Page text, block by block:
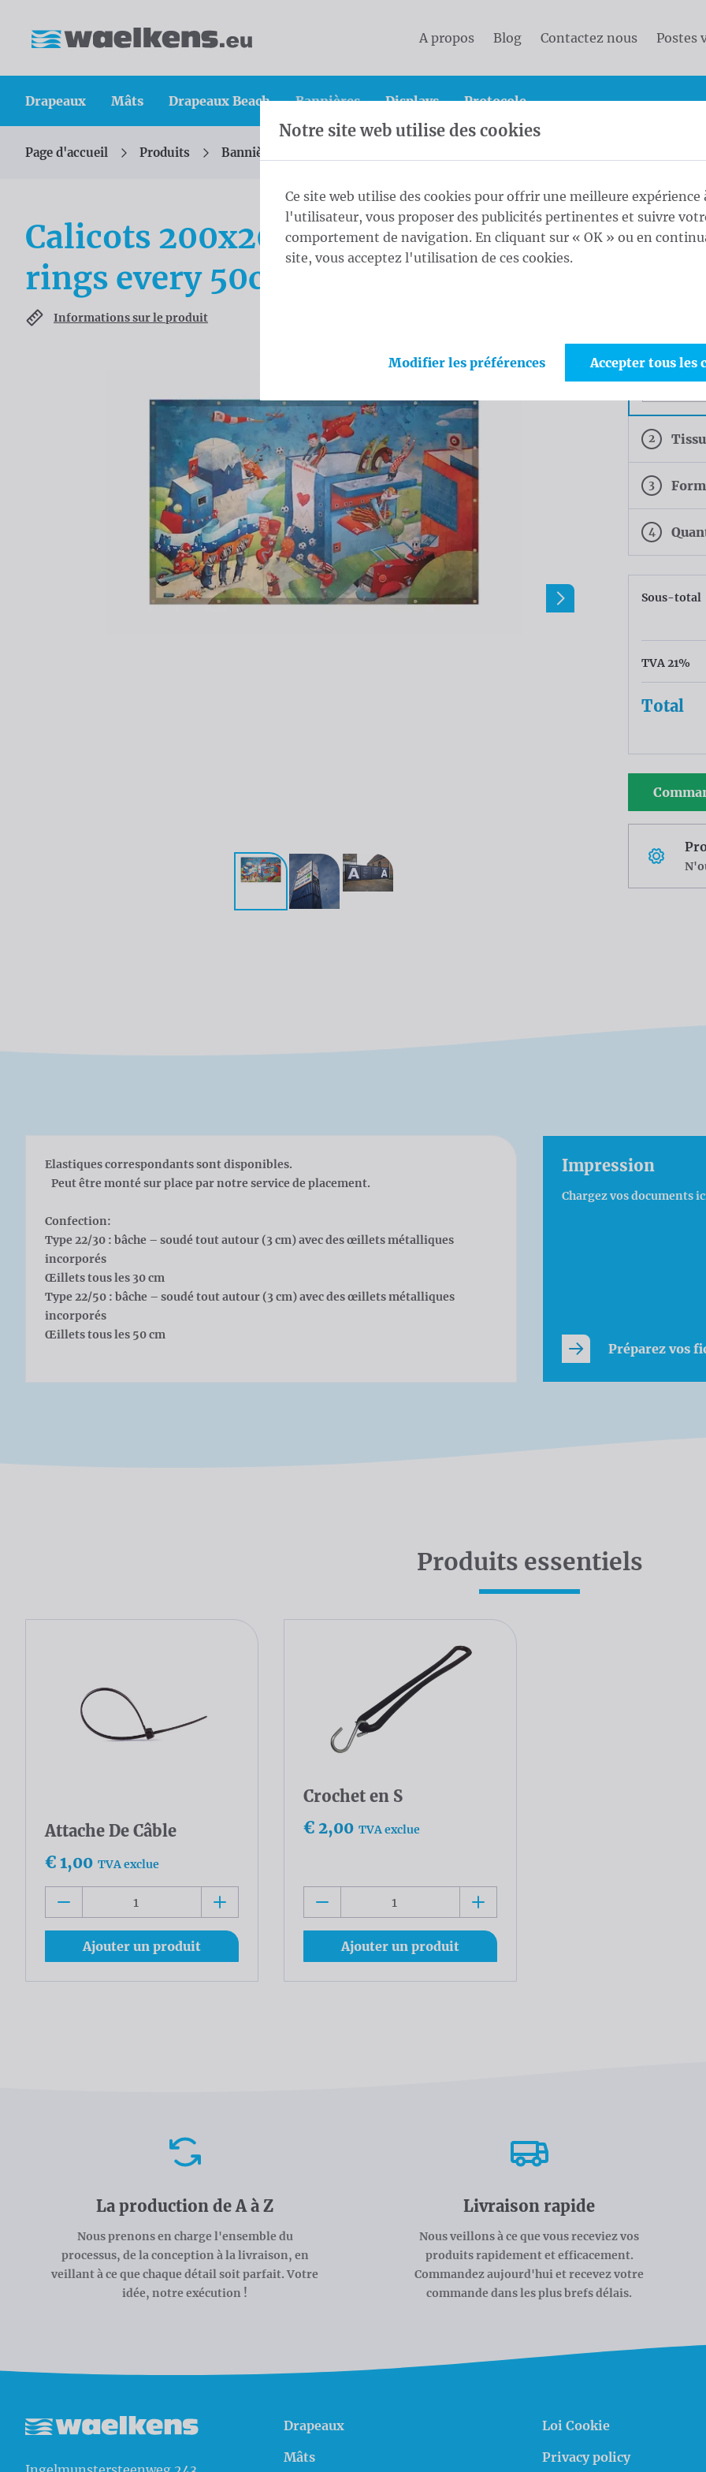
A propos Blog Contactez nous Postes
Drapeaux Mâts Drapeaux Beach Bannières Displays Protocole
Vous êtes ici :
Page d'accueil Produits Bannières
Calicots 200x200 cm Blockout (R/V)
rings every 50cm
Informations sur le produit
1
2 Tissu
3
4
Sous-total
TVA 21%
Total
Elastiques correspondants sont disponibles.
Peut être monté sur place par notre service de placement.
Confection:
Type 22/30 : bâche – soudé tout autour (3 cm) avec des œillets métalliques
incorporés
Œillets tous les 30 cm
Type 22/50 : bâche – soudé tout autour (3 cm) avec des œillets métalliques
incorporés
Œillets tous les 50 cm
Impression
Chargez vos documents
Préparez vos
Produits essentiels
Attache De Câble
€ 1,00 TVA exclue
Ajouter un produit
Crochet en S
€ 2,00 TVA exclue
Ajouter un produit
La production de A à Z
Nous prenons en charge l'ensemble du
processus, de la conception à la livraison, en
veillant à ce que chaque détail soit parfait. Votre
idée, notre exécution !
Livraison rapide
Nous veillons à ce que vous receviez vos
produits rapidement et efficacement.
Commandez aujourd'hui et recevez votre
commande dans les plus brefs délais.
Drapeaux
Mâts
Loi Cookie
Privacy policy
Notre site web utilise des cookies
Ce site web utilise des cookies pour offrir une meilleure expérience
l'utilisateur, vous proposer des publicités pertinentes et suivre
comportement de navigation. En cliquant sur « OK » ou en
site, vous acceptez l'utilisation de ces cookies.
Modifier les préférences Accepter tous les